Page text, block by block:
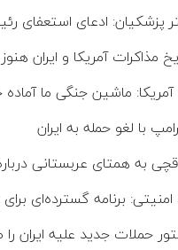
پزشکیان: ادعای
مذاکرات آمریکا و ایران
ماشین جنگی ما آماده
با لغو حمله به ایران
به همتای عربستانی درباره
برنامه گسترده‌ای برای
حملات جدید علیه ایران را